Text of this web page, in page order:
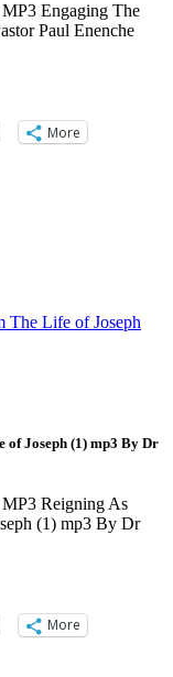
Engaging The
Paul Enenche
More
of Joseph (1) mp3 By Dr
Reigning As
(1) mp3 By Dr
More